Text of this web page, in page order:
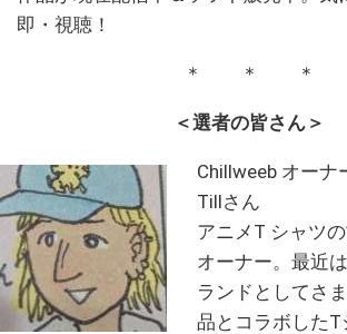
即・視聴！
＊ ＊ ＊
＜選者の皆さん＞
Chillweeb オーナ
Tillさん
アニメT シャツ
オーナー。最近
ランドとしてさ
品とコラボした